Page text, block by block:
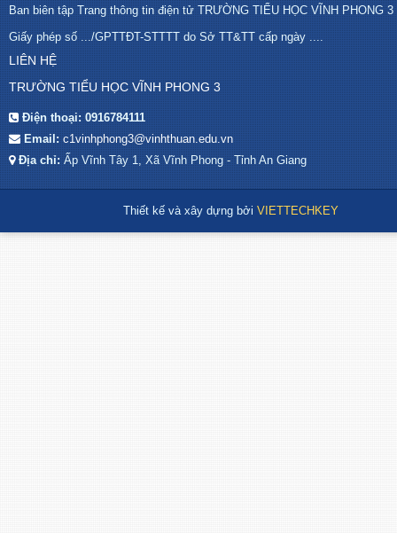
Ban biên tập Trang thông tin điện tử TRƯỜNG TIỂU HỌC VĨNH PHONG 3
Giấy phép số .../GPTTĐT-STTTT do Sở TT&TT cấp ngày ....
LIÊN HỆ
TRƯỜNG TIỂU HỌC VĨNH PHONG 3
Điện thoại:0916784111
Email:c1vinhphong3@vinhthuan.edu.vn
Địa chỉ:Ấp Vĩnh Tây 1, Xã Vĩnh Phong - Tỉnh An Giang
Thiết kế và xây dựng bởi VIETTECHKEY